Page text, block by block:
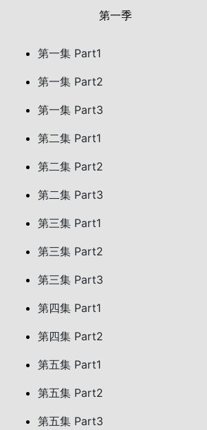
第一季
第一集 Part1
第一集 Part2
第一集 Part3
第二集 Part1
第二集 Part2
第二集 Part3
第三集 Part1
第三集 Part2
第三集 Part3
第四集 Part1
第四集 Part2
第五集 Part1
第五集 Part2
第五集 Part3